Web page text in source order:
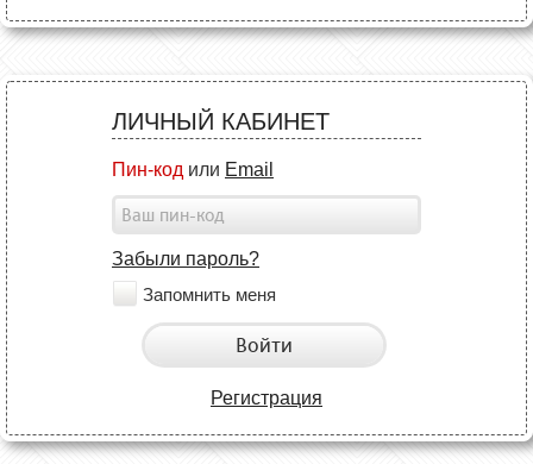
ЛИЧНЫЙ КАБИНЕТ
Пин-код или Email
Забыли пароль?
Запомнить меня
Войти
Регистрация